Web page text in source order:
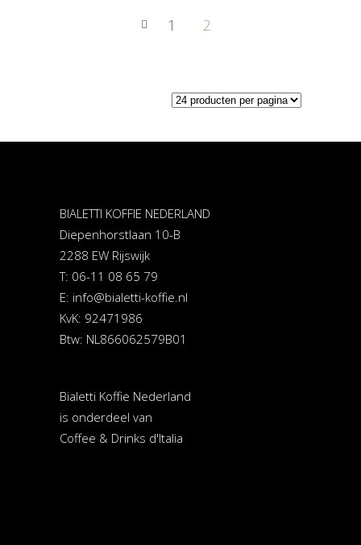
1 2
BIALETTI KOFFIE NEDERLAND
Diepenhorstlaan 10-B
2288 EW Rijswijk
T: 06-11 08 65 79
E: info@bialetti-koffie.nl
KvK: 92471986
Btw: NL866062579B01
Bialetti Koffie Nederland
is onderdeel van
Coffee & Drinks d'Italia